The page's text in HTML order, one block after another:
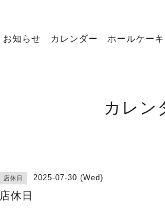
お知らせ カレンダー ホールケーキ
カレン
店休日 2025-07-30 (Wed)
店休日